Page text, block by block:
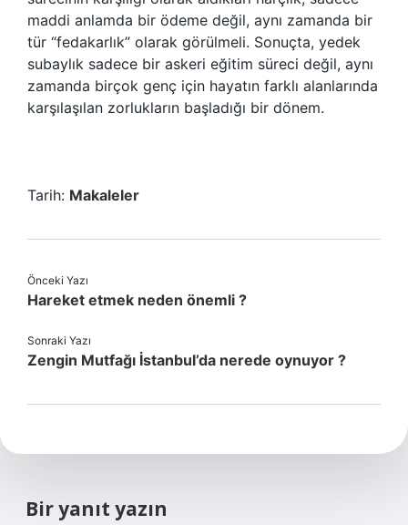
maddi anlamda bir ödeme değil, aynı zamanda bir
tür “fedakarlık” olarak görülmeli. Sonuçta, yedek
subaylık sadece bir askeri eğitim süreci değil, aynı
zamanda birçok genç için hayatın farklı alanlarında
karşılaşılan zorlukların başladığı bir dönem.
Tarih: Makaleler
Önceki Yazı
Hareket etmek neden önemli ?
Sonraki Yazı
Zengin Mutfağı İstanbul’da nerede oynuyor ?
Bir yanıt yazın